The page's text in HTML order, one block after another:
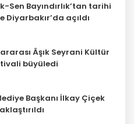
Sen Bayındırlık’tan tarihi
Diyarbakır’da açıldı
Âşık Seyrani Kültür
büyüledi
Başkanı İlkay Çiçek